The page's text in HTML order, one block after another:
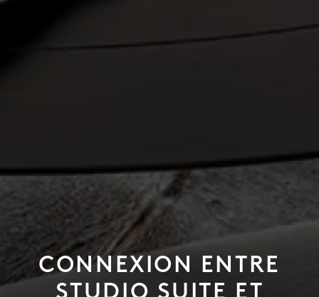
CONNEXION ENTRE
STUDIO SUITE ET